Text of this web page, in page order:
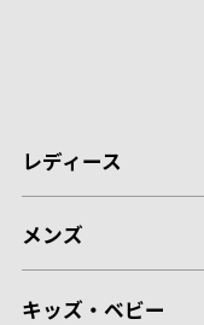
レディース
メンズ
キッズ・ベビー